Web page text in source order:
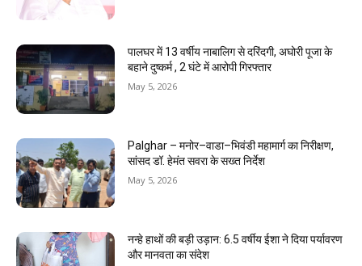
पालघर में 13 वर्षीय नाबालिग से दरिंदगी, अघोरी पूजा के
बहाने दुष्कर्म , 2 घंटे में आरोपी गिरफ्तार
May 5, 2026
Palghar – मनोर–वाडा–भिवंडी महामार्ग का निरीक्षण,
सांसद डॉ. हेमंत सवरा के सख्त निर्देश
May 5, 2026
नन्हे हाथों की बड़ी उड़ान: 6.5 वर्षीय ईशा ने दिया पर्यावरण
और मानवता का संदेश